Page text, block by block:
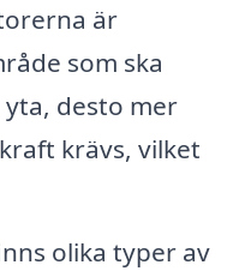
är
som ska
desto mer
krävs, vilket
olika typer av